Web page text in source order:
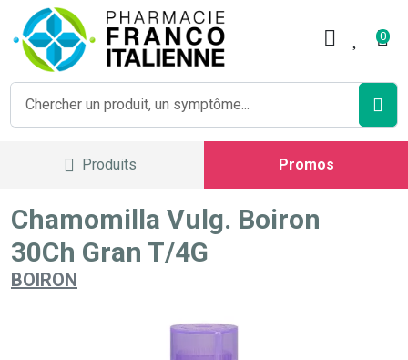
0
Produits Promos
Chamomilla Vulg. Boiron
30Ch Gran T/4G
BOIRON